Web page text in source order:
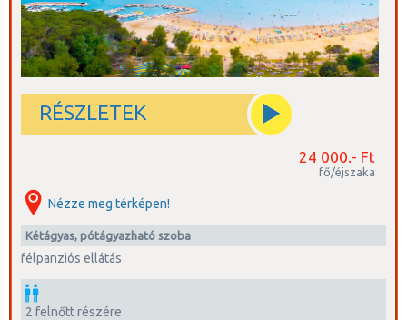
RÉSZLETEK
24 000.- Ft
fő/éjszaka
Nézze meg térképen!
kétágyas, pótágyazható szoba
félpanziós ellátás
2 felnőtt részére